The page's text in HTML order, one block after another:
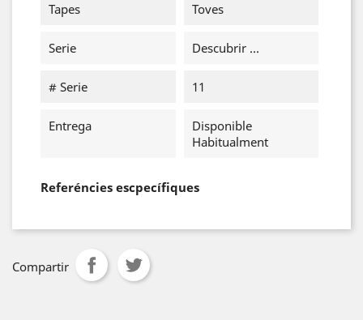
Tapes Toves
Serie Descubrir ...
# Serie 11
Entrega
Disponible
Habitualment
Referéncies escpecífiques
Compartir